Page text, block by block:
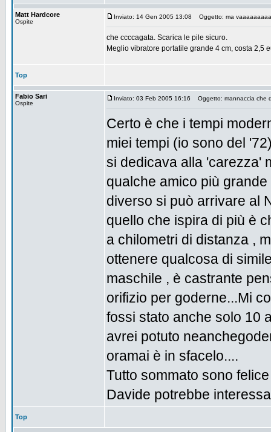
Matt Hardcore
Ospite
Inviato: 14 Gen 2005 13:08 Oggetto: ma
che ccccagata. Scarica le pile sicuro.
Meglio vibratore portatile grande 4 cm, costa 2,5
Top
Fabio Sari
Ospite
Inviato: 03 Feb 2005 16:16 Oggetto: mannaccia che
Certo è che i tempi
miei tempi (io sono del
si dedicava alla 'carezza'
qualche amico più
diverso si può arrivare al
quello che ispira di più è
a chilometri di distanza ,
ottenere qualcosa di
maschile , è castrante
orifizio per goderne...Mi
fossi stato anche solo 10
avrei potuto
oramai è in sfacelo....
Tutto sommato sono
Davide potrebbe
Top